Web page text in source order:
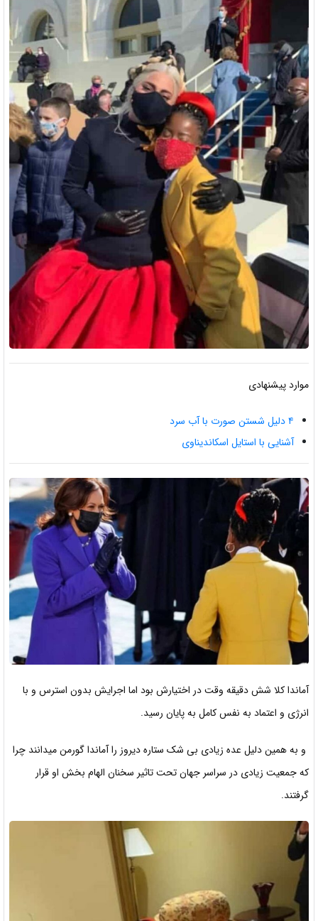
موارد پیشنهادی
۴ دلیل شستن صورت با آب سرد
آشنایی با استایل اسکاندیناوی
آماندا کلا شش دقیقه وقت در اختیارش بود اما اجرایش بدون استرس و با
انرژی و اعتماد به نفس کامل به پایان رسید.
و به همین دلیل عده زیادی بی شک ستاره دیروز را آماندا گورمن میدانند چرا
که جمعیت زیادی در سراسر جهان تحت تاثیر سخنان الهام بخش او قرار
گرفتند.